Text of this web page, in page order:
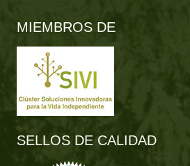
MIEMBROS DE
SELLOS DE CALIDAD